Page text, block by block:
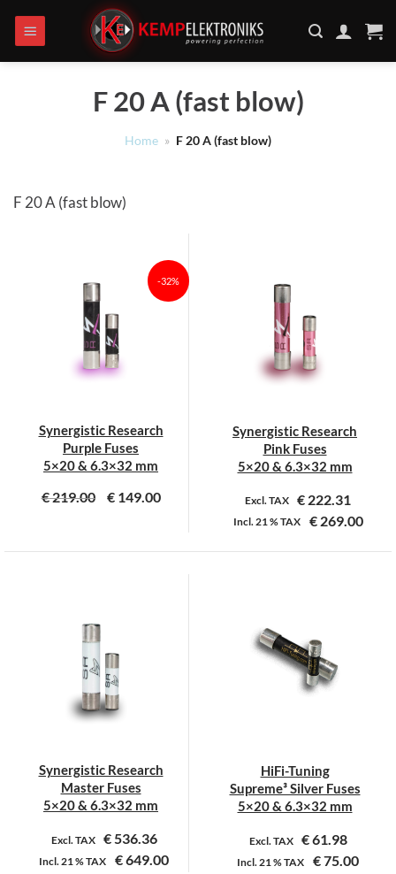
naar
inhoud
F 20 A (fast blow)
Home » F 20 A (fast blow)
F 20 A (fast blow)
-32%
Synergistic Research
Purple Fuses
5×20 & 6.3×32 mm
€219.00 €149.00
Dit
Deze
optie
kan
gekozen
de
productpagina
Synergistic Research
Pink Fuses
5×20 & 6.3×32 mm
Excl. TAX € 222.31
Incl.21 %TAX €269.00
Dit
variaties.
Deze
optie
kan
de
productpagina
Synergistic Research
Master Fuses
5×20 & 6.3×32 mm
Excl. TAX €536.36
Incl.21 %TAX €649.00
HiFi-Tuning
Supreme³ Silver Fuses
5×20 & 6.3×32 mm
Excl. TAX €61.98
Incl.21 %TAX €75.00